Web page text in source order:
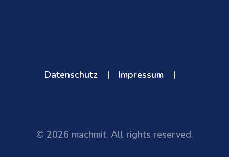
Datenschutz | Impressum |
© 2026 machmit. All rights reserved.